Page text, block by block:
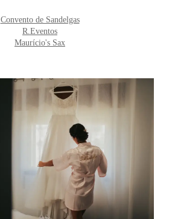
Convento de Sandelgas
R.Eventos
Maurício's Sax